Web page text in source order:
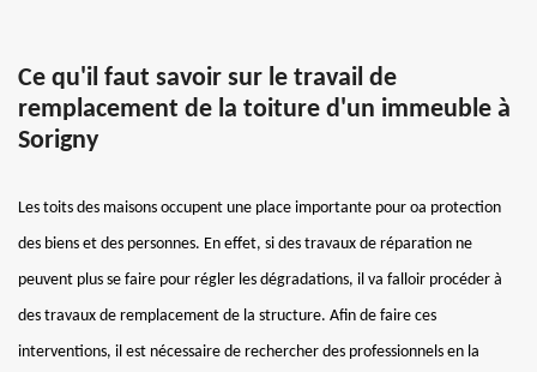
Ce qu'il faut savoir sur le travail de
remplacement de la toiture d'un immeuble à
Sorigny
Les toits des maisons occupent une place importante pour oa protection
des biens et des personnes. En effet, si des travaux de réparation ne
peuvent plus se faire pour régler les dégradations, il va falloir procéder à
des travaux de remplacement de la structure. Afin de faire ces
interventions, il est nécessaire de rechercher des professionnels en la